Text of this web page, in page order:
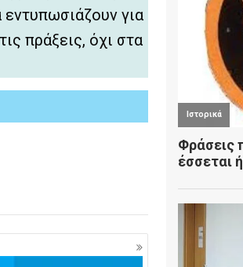
για
πράξεις, όχι στα